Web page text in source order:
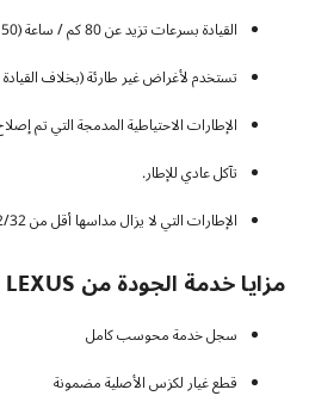
القيادة بسرعات تزيد عن 80 كم / ساعة (50 ميلاً في الساعة).
تستخدم لأغراض غير طارئة (بخلاف
الإطارات الاحتياطية المدمجة التي تم
تآكل عادي للإطار.
الإطارات التي لا يزال مداسها أقل من 2/32 بوصة (1.6 مم).
مزايا خدمة الجودة من LEXUS
سجل خدمة محوسب كامل
قطع غيار لكزس الأصلية مضمونة